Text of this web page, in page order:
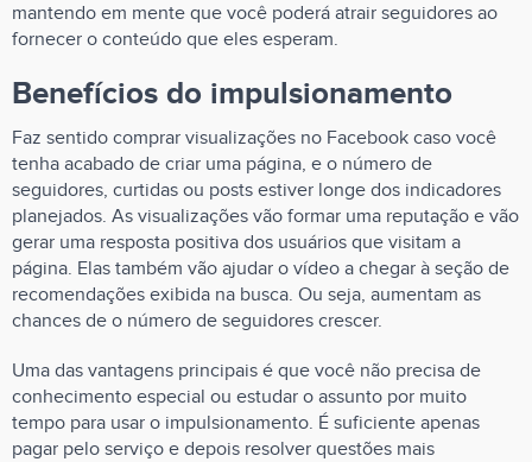
mantendo em mente que você poderá atrair seguidores ao
fornecer o conteúdo que eles esperam.
Benefícios do impulsionamento
Faz sentido comprar visualizações no Facebook caso você
tenha acabado de criar uma página, e o número de
seguidores, curtidas ou posts estiver longe dos indicadores
planejados. As visualizações vão formar uma reputação e vão
gerar uma resposta positiva dos usuários que visitam a
página. Elas também vão ajudar o vídeo a chegar à seção de
recomendações exibida na busca. Ou seja, aumentam as
chances de o número de seguidores crescer.
Uma das vantagens principais é que você não precisa de
conhecimento especial ou estudar o assunto por muito
tempo para usar o impulsionamento. É suficiente apenas
pagar pelo serviço e depois resolver questões mais